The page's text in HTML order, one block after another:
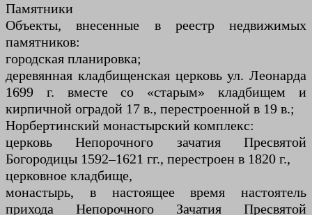
Памятники
Объекты, внесенные в реестр недвижимых
памятников:
городская планировка;
деревянная кладбищенская церковь ул. Леонарда
1699 г. вместе со «старым» кладбищем и
кирпичной оградой 17 в., перестроенной в 19 в.;
Норбертинский монастырский комплекс:
церковь Непорочного зачатия Пресвятой
Богородицы 1592–1621 гг., перестроен в 1820 г.,
церковное кладбище,
монастырь, в настоящее время настоятель
прихода Непорочного Зачатия Пресвятой